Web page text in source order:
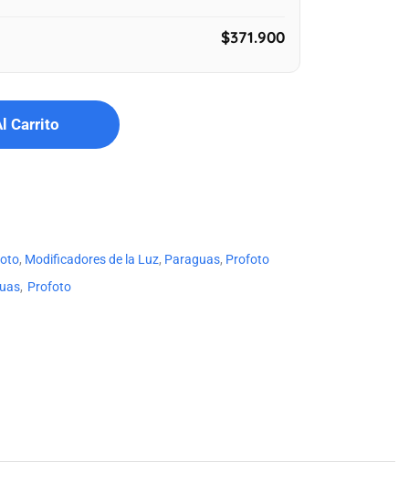
$371.900
Carrito
, Modificadores de la Luz, Paraguas, Profoto
, Profoto